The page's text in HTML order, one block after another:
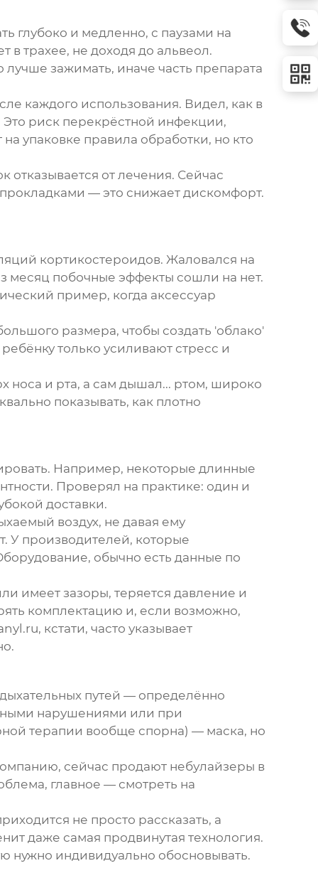
глубоко и медленно, с паузами на
в трахее, не доходя до альвеол.
зажимать, иначе часть препарата
каждого использования. Видел, как в
Это риск перекрёстной инфекции,
упаковке правила обработки, но кто
отказывается от лечения. Сейчас
— это снижает дискомфорт.
кортикостероидов. Жаловался на
месяц побочные эффекты сошли на нет.
пример, когда аксессуар
размера, чтобы создать 'облако'
только усиливают стресс и
носа и рта, а сам дышал... ртом, широко
показывать, как плотно
Например, некоторые длинные
Проверял на практике: один и
доставки.
воздух, не давая ему
У производителей, которые
, обычно есть данные по
имеет зазоры, теряется давление и
комплектацию и, если возможно,
, кстати, часто указывает
путей — определённо
нарушениями или при
терапии вообще спорна) — маска, но
сейчас продают небулайзеры в
главное — смотреть на
не просто рассказать, а
даже самая продвинутая технология.
нужно индивидуально обосновывать.